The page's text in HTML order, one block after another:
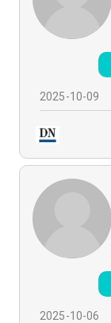
2025-10-09
2025-10-06